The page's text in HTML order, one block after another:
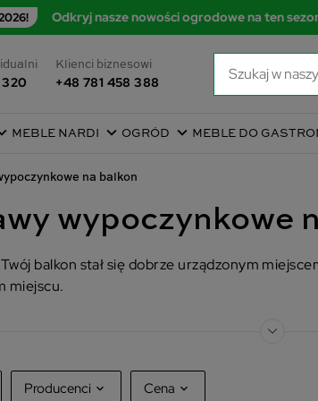
Odkryj nasze nowości ogrodowe na ten
320
Klienci biznesowi
+48 781 458 388
MEBLE NARDI OGRÓD MEBLE DO
na balkon
wypoczynkowe
balkon stał się dobrze urządzonym
miejscu.
Producenci
Cena